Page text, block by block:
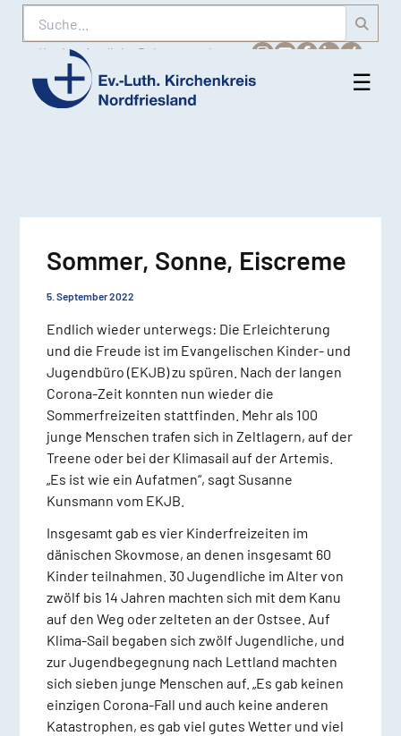
Suche
Karriere Amtliche Bekanntmachungen
Ev.-
☰
Sommer, Sonne, Eiscreme
5. September 2022
Endlich wieder unterwegs: Die Erleichterung
und die Freude ist im Evangelischen Kinder- und
Jugendbüro (EKJB) zu spüren. Nach der langen
Corona-Zeit konnten nun wieder die
Sommerfreizeiten stattfinden. Mehr als 100
junge Menschen trafen sich in Zeltlagern, auf der
Treene oder bei der Klimasail auf der Artemis.
„Es ist wie ein Aufatmen“, sagt Susanne
Kunsmann vom EKJB.
Insgesamt gab es vier Kinderfreizeiten im
dänischen Skovmose, an denen insgesamt 60
Kinder teilnahmen. 30 Jugendliche im Alter von
zwölf bis 14 Jahren machten sich mit dem Kanu
auf den Weg oder zelteten an der Ostsee. Auf
Klima-Sail begaben sich zwölf Jugendliche, und
zur Jugendbegegnung nach Lettland machten
sich sieben junge Menschen auf. „Es gab keinen
einzigen Corona-Fall und auch keine anderen
Katastrophen, es gab viel gutes Wetter und viel